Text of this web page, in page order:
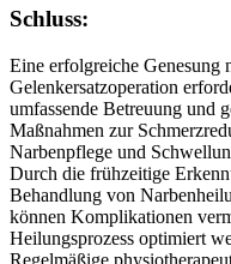
Schluss:
Eine erfolgreiche Genesung
Gelenkersatzoperation
umfassende Betreuung und
Maßnahmen zur
Narbenpflege und
Durch die frühzeitige
Behandlung von
können Komplikationen
Heilungsprozess optimiert